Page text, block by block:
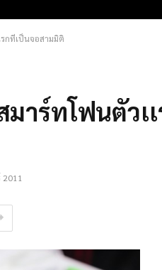
รกที่เป็นจอสามมิติ
มาร์ทโฟนตัวเ